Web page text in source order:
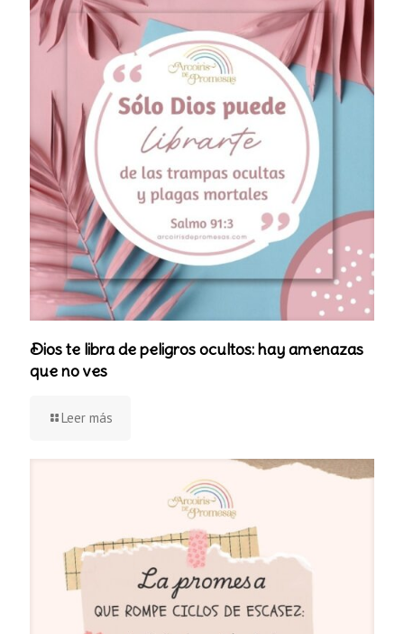
Dios te libra de peligros ocultos: hay amenazas
que no ves
Leer más